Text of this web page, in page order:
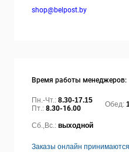
shop@belpost.by
Время работы менеджеров:
Пн.-Чт.: 8.30-17.15
Пт.: 8.30-16.00 Обед:
Сб.,Вс.: выходной
Заказы онлайн принимаются